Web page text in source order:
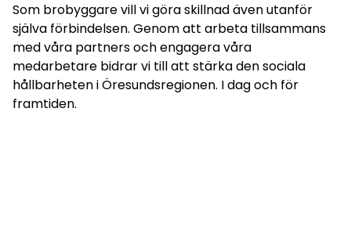
Som brobyggare vill vi göra skillnad även utanför
själva förbindelsen. Genom att arbeta tillsammans
med våra partners och engagera våra
medarbetare bidrar vi till att stärka den sociala
hållbarheten i Öresundsregionen. I dag och för
framtiden.